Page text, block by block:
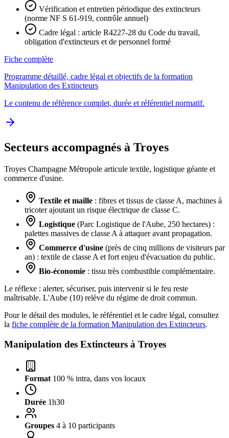
Vérification et entretien périodique des extincteurs
(norme NF S 61-919, contrôle annuel)
Cadre légal : article R4227-28 du Code du travail,
obligation d'extincteurs et de personnel formé
Fiche complète
Programme détaillé, cadre légal et objectifs de la formation
Manipulation des Extincteurs
Le contenu de référence complet, durée et référentiel normatif.
Secteurs accompagnés à Troyes
Troyes Champagne Métropole articule textile, logistique géante et
commerce d'usine.
Textile et maille : fibres et tissus de classe A, machines à
tricoter ajoutant un risque électrique de classe C.
Logistique (Parc Logistique de l'Aube, 250 hectares) :
palettes massives de classe A à attaquer avant propagation.
Commerce d'usine (près de cinq millions de visiteurs par
an) : textile de classe A et fort enjeu d'évacuation du public.
Bio-économie : tissu très combustible complémentaire.
Le réflexe : alerter, sécuriser, puis intervenir si le feu reste
maîtrisable. L'Aube (10) relève du régime de droit commun.
Pour le détail des modules, le référentiel et le cadre légal, consultez
la fiche complète de la formation Manipulation des Extincteurs.
Manipulation des Extincteurs à Troyes
Format 100 % intra, dans vos locaux
Durée 1h30
Groupes 4 à 10 participants